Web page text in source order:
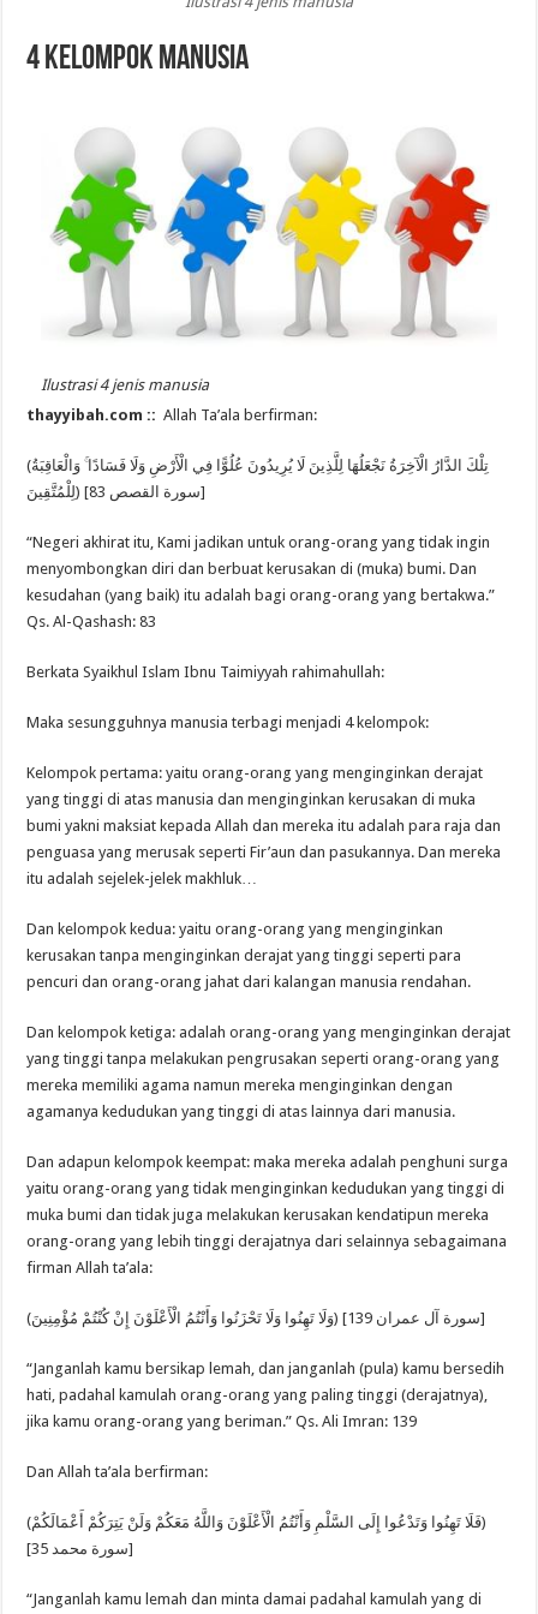
4 KELOMPOK MANUSIA
Ilustrasi 4 jenis manusia
thayyibah.com :: Allah Ta’ala berfirman:
(تِلْكَ الدَّارُ الْآخِرَةُ نَجْعَلُهَا لِلَّذِينَ لَا يُرِيدُونَ عُلُوًّا فِي الْأَرْضِ وَلَا فَسَادًا ۚ وَالْعَاقِبَةُ
لِلْمُتَّقِينَ) [سورة القصص 83]
“Negeri akhirat itu, Kami jadikan untuk orang-orang yang tidak ingin
menyombongkan diri dan berbuat kerusakan di (muka) bumi. Dan
kesudahan (yang baik) itu adalah bagi orang-orang yang bertakwa.”
Qs. Al-Qashash: 83
Berkata Syaikhul Islam Ibnu Taimiyyah rahimahullah:
Maka sesungguhnya manusia terbagi menjadi 4 kelompok:
Kelompok pertama: yaitu orang-orang yang menginginkan derajat
yang tinggi di atas manusia dan menginginkan kerusakan di muka
bumi yakni maksiat kepada Allah dan mereka itu adalah para raja dan
penguasa yang merusak seperti Fir’aun dan pasukannya. Dan mereka
itu adalah sejelek-jelek makhluk…
Dan kelompok kedua: yaitu orang-orang yang menginginkan
kerusakan tanpa menginginkan derajat yang tinggi seperti para
pencuri dan orang-orang jahat dari kalangan manusia rendahan.
Dan kelompok ketiga: adalah orang-orang yang menginginkan derajat
yang tinggi tanpa melakukan pengrusakan seperti orang-orang yang
mereka memiliki agama namun mereka menginginkan dengan
agamanya kedudukan yang tinggi di atas lainnya dari manusia.
Dan adapun kelompok keempat: maka mereka adalah penghuni surga
yaitu orang-orang yang tidak menginginkan kedudukan yang tinggi di
muka bumi dan tidak juga melakukan kerusakan kendatipun mereka
orang-orang yang lebih tinggi derajatnya dari selainnya sebagaimana
firman Allah ta’ala:
(وَلَا تَهِنُوا وَلَا تَحْزَنُوا وَأَنْتُمُ الْأَعْلَوْنَ إِنْ كُنْتُمْ مُؤْمِنِينَ) [سورة آل عمران 139]
“Janganlah kamu bersikap lemah, dan janganlah (pula) kamu bersedih
hati, padahal kamulah orang-orang yang paling tinggi (derajatnya),
jika kamu orang-orang yang beriman.” Qs. Ali Imran: 139
Dan Allah ta’ala berfirman:
(فَلَا تَهِنُوا وَتَدْعُوا إِلَى السَّلْمِ وَأَنْتُمُ الْأَعْلَوْنَ وَاللَّهُ مَعَكُمْ وَلَنْ يَتِرَكُمْ أَعْمَالَكُمْ)
[سورة محمد 35]
“Janganlah kamu lemah dan minta damai padahal kamulah yang di